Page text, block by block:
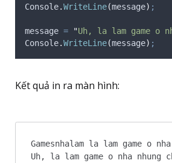
Console.WriteLine(message) ;
message = "Uh, la lam game o
Console.WriteLine(message) ;
Kết quả in ra màn hình:
Gamesnhalam la lam game o
Uh, la lam game o nha nhung